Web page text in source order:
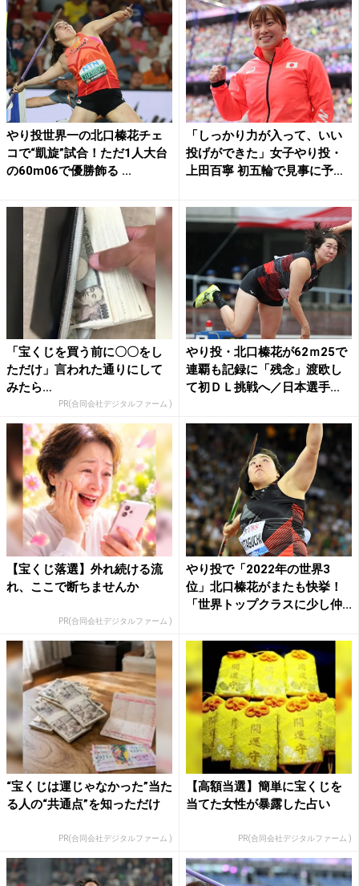
やり投世界一の北口榛花チェ
コで“凱旋”試合！ただ1人大台
の60m06で優勝飾る ...
「しっかり力が入って、いい
投げができた」女子やり投・
上田百寧 初五輪で見事に予
「宝くじを買う前に〇〇をし
ただけ」言われた通りにして
みたら…
PR(合同会社デジタルファーム )
やり投・北口榛花が62ｍ25で
連覇も記録に「残念」渡欧し
て初ＤＬ挑戦へ／日本選手...
【宝くじ落選】外れ続ける流
れ、ここで断ちませんか
PR(合同会社デジタルファーム )
やり投で「2022年の世界3
位」北口榛花がまたも快挙！
「世界トップクラスに少し仲...
“宝くじは運じゃなかった”当た
る人の“共通点”を知っただけ
PR(合同会社デジタルファーム )
【高額当選】簡単に宝くじを
当てた女性が暴露した占い
PR(合同会社デジタルファーム )